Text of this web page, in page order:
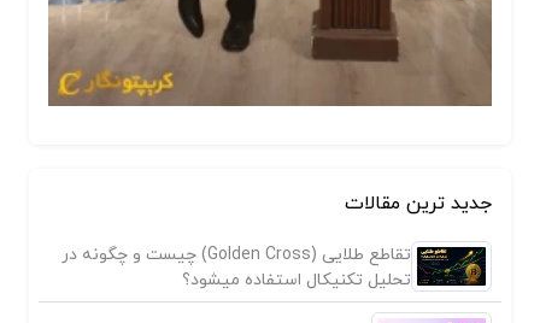
جدید ترین مقالات
تقاطع طلایی (Golden Cross) چیست و چگونه در
تحلیل تکنیکال استفاده میشود؟